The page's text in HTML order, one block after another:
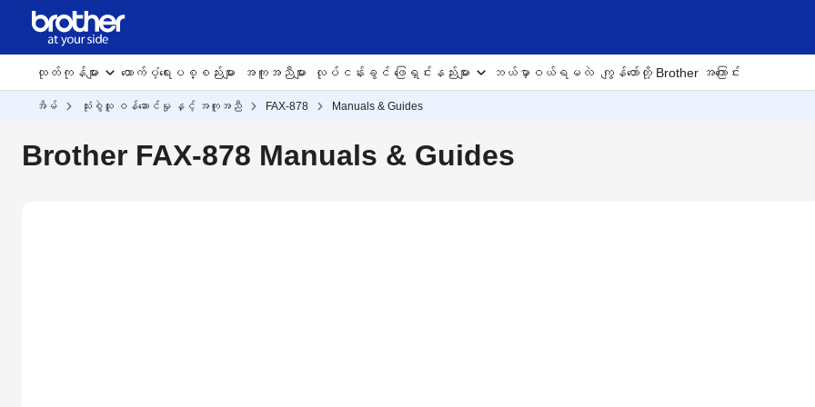
ထုတ်ကုန်များ ထောက်ပံ့ရေးပစ္စည်းများ အကူအညီများ လုပ်ငန်းခွင် ဖြေရှင်းနည်းများ ဘယ်မှာဝယ်ရမလဲ ကျွန်တော်တို့ Brother အကြောင်း
အိမ် သုံးစွဲသူ ဝန်ဆောင်မှု နှင့် အကူအညီ FAX-878 Manuals & Guides
Brother FAX-878 Manuals & Guides